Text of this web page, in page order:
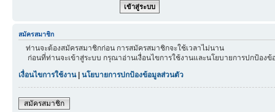
สมัครสมาชิก
ท่านจะต้องสมัครสมาชิกก่อน การสมัครสมาชิกจะใช้เวลาไม่นาน
ก่อนที่ท่านจะเข้าสู่ระบบ กรุณาอ่านเงื่อนไขการใช้งานและนโยบายการปกป้อง
เงื่อนไขการใช้งาน| นโยบายการปกป้องข้อมูลส่วนตัว
สมัครสมาชิก